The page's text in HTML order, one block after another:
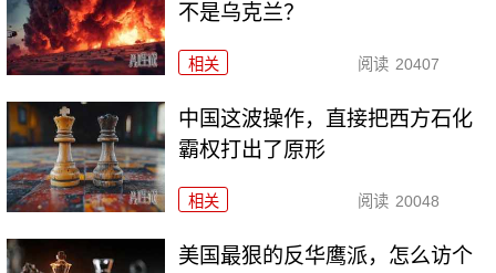
不是乌克兰？
相关 阅读 20407
中国这波操作，直接把西方石化
霸权打出了原形
相关 阅读 20048
美国最狠的反华鹰派，怎么访个